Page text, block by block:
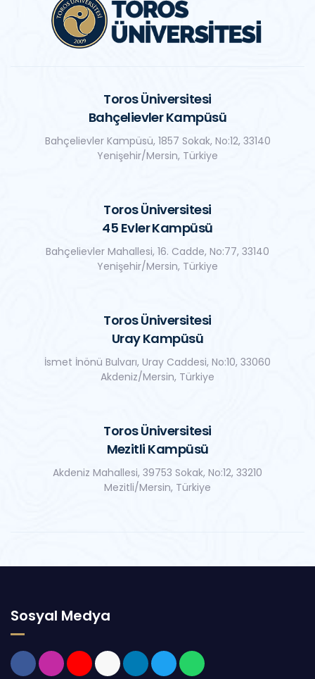
Toros Üniversitesi
Bahçelievler Kampüsü
Bahçelievler Kampüsü, 1857 Sokak, No:12, 33140
Yenişehir/Mersin, Türkiye
Toros Üniversitesi
45 Evler Kampüsü
Bahçelievler Mahallesi, 16. Cadde, No:77, 33140
Yenişehir/Mersin, Türkiye
Toros Üniversitesi
Uray Kampüsü
İsmet İnönü Bulvarı, Uray Caddesi, No:10, 33060
Akdeniz/Mersin, Türkiye
Toros Üniversitesi
Mezitli Kampüsü
Akdeniz Mahallesi, 39753 Sokak, No:12, 33210
Mezitli/Mersin, Türkiye
Sosyal Medya